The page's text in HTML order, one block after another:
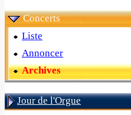
Concerts
Liste
Annoncer
Archives
Jour de l'Orgue